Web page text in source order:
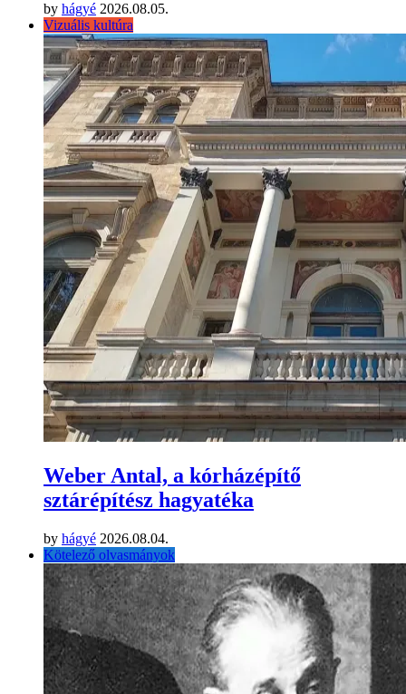
by hágyé 2026.08.05.
Vizuális kultúra
Weber Antal, a kórházépítő
sztárépítész hagyatéka
by hágyé 2026.08.04.
Kötelező olvasmányok